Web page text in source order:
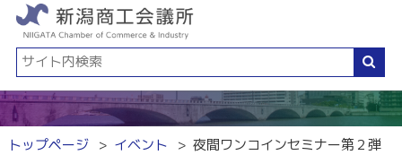
トップページ イベント 夜間ワンコインセミナー第２弾